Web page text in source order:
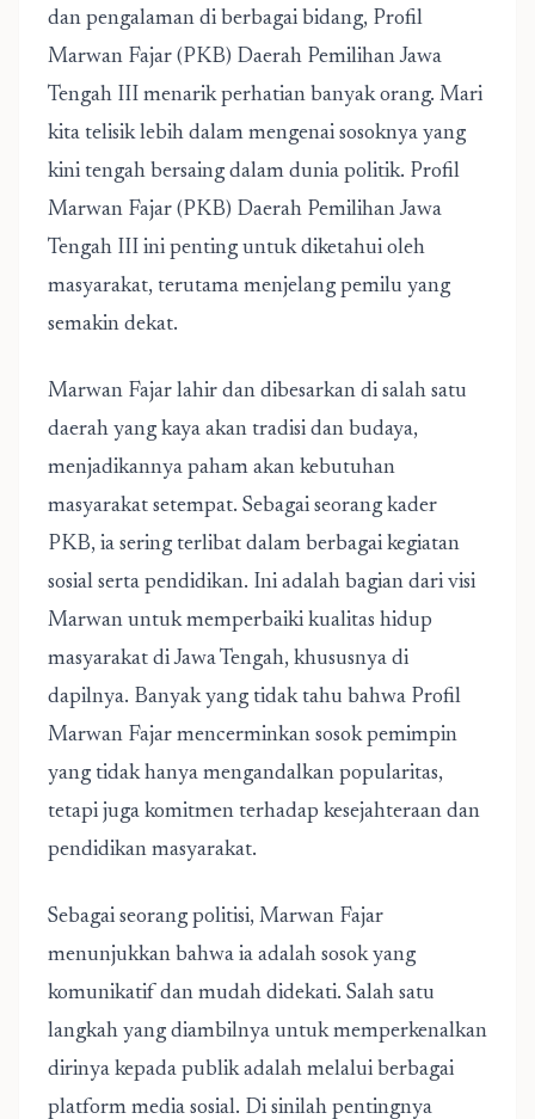
dan pengalaman di berbagai bidang, Profil
Marwan Fajar (PKB) Daerah Pemilihan Jawa
Tengah III menarik perhatian banyak orang. Mari
kita telisik lebih dalam mengenai sosoknya yang
kini tengah bersaing dalam dunia politik. Profil
Marwan Fajar (PKB) Daerah Pemilihan Jawa
Tengah III ini penting untuk diketahui oleh
masyarakat, terutama menjelang pemilu yang
semakin dekat.
Marwan Fajar lahir dan dibesarkan di salah satu
daerah yang kaya akan tradisi dan budaya,
menjadikannya paham akan kebutuhan
masyarakat setempat. Sebagai seorang kader
PKB, ia sering terlibat dalam berbagai kegiatan
sosial serta pendidikan. Ini adalah bagian dari visi
Marwan untuk memperbaiki kualitas hidup
masyarakat di Jawa Tengah, khususnya di
dapilnya. Banyak yang tidak tahu bahwa Profil
Marwan Fajar mencerminkan sosok pemimpin
yang tidak hanya mengandalkan popularitas,
tetapi juga komitmen terhadap kesejahteraan dan
pendidikan masyarakat.
Sebagai seorang politisi, Marwan Fajar
menunjukkan bahwa ia adalah sosok yang
komunikatif dan mudah didekati. Salah satu
langkah yang diambilnya untuk memperkenalkan
dirinya kepada publik adalah melalui berbagai
platform media sosial. Di sinilah pentingnya